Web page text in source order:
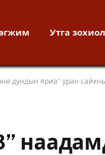
Утга зохиол
дундын яриа” уран